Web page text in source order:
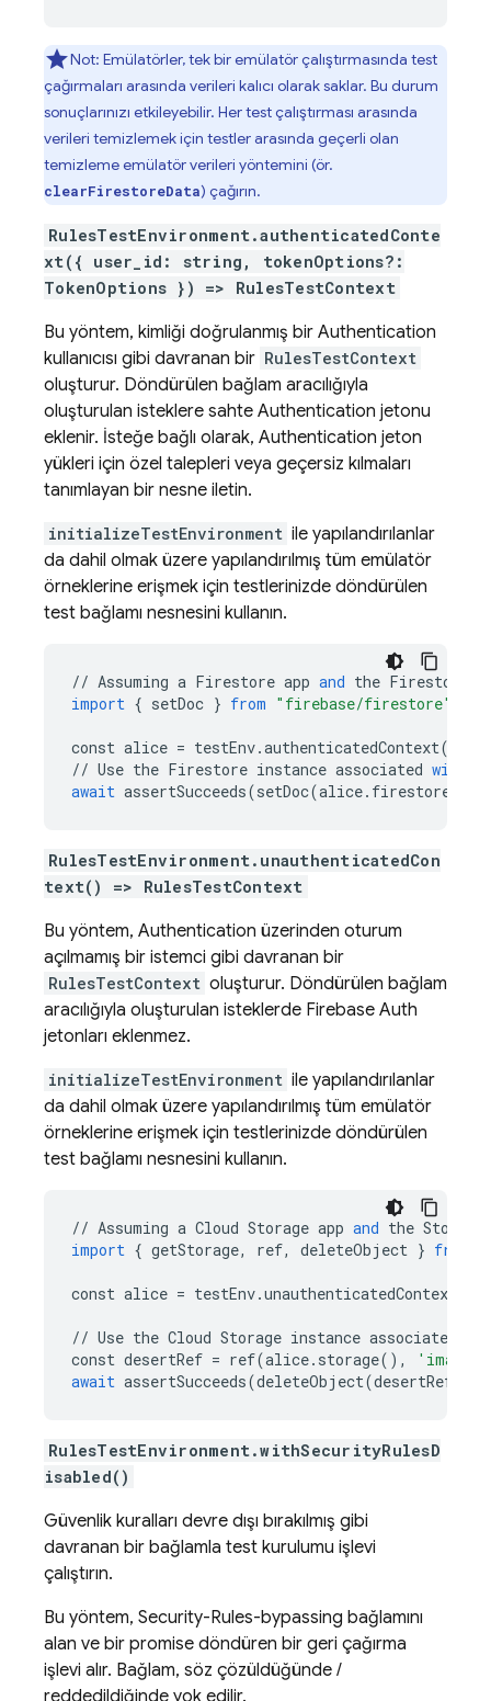
Not: Emülatörler, tek bir emülatör çalıştırmasında test
çağırmaları arasında verileri kalıcı olarak saklar. Bu durum
sonuçlarınızı etkileyebilir. Her test çalıştırması arasında
verileri temizlemek için testler arasında geçerli olan
temizleme emülatör verileri yöntemini (ör.
clearFirestoreData) çağırın.
RulesTestEnvironment.authenticatedConte
xt({ user_id: string, tokenOptions?:
TokenOptions }) => RulesTestContext
Bu yöntem, kimliği doğrulanmış bir Authentication
kullanıcısı gibi davranan bir RulesTestContext
oluşturur. Döndürülen bağlam aracılığıyla
oluşturulan isteklere sahte Authentication jetonu
eklenir. İsteğe bağlı olarak, Authentication jeton
yükleri için özel talepleri veya geçersiz kılmaları
tanımlayan bir nesne iletin.
initializeTestEnvironment ile yapılandırılanlar
da dahil olmak üzere yapılandırılmış tüm emülatör
örneklerine erişmek için testlerinizde döndürülen
test bağlamı nesnesini kullanın.
// Assuming a Firestore app and the Firestore
import { setDoc } from "firebase/firestore"
const alice = testEnv.authenticatedContext(
// Use the Firestore instance associated with
await assertSucceeds(setDoc(alice. firestore
RulesTestEnvironment.unauthenticatedCon
text() => RulesTestContext
Bu yöntem, Authentication üzerinden oturum
açılmamış bir istemci gibi davranan bir
RulesTestContext oluşturur. Döndürülen bağlam
aracılığıyla oluşturulan isteklerde Firebase Auth
jetonları eklenmez.
initializeTestEnvironment ile yapılandırılanlar
da dahil olmak üzere yapılandırılmış tüm emülatör
örneklerine erişmek için testlerinizde döndürülen
test bağlamı nesnesini kullanın.
// Assuming a Cloud Storage app and the Storage
import { getStorage, ref, deleteObject } from
const alice = testEnv.unauthenticatedContext
// Use the Cloud Storage instance associated
const desertRef = ref(alice. storage(),
await assertSucceeds(deleteObject(desertRef
RulesTestEnvironment.withSecurityRulesD
isabled()
Güvenlik kuralları devre dışı bırakılmış gibi
davranan bir bağlamla test kurulumu işlevi
çalıştırın.
Bu yöntem, Security-Rules-bypassing bağlamını
alan ve bir promise döndüren bir geri çağırma
işlevi alır. Bağlam, söz çözüldüğünde /
reddedildiğinde yok edilir.